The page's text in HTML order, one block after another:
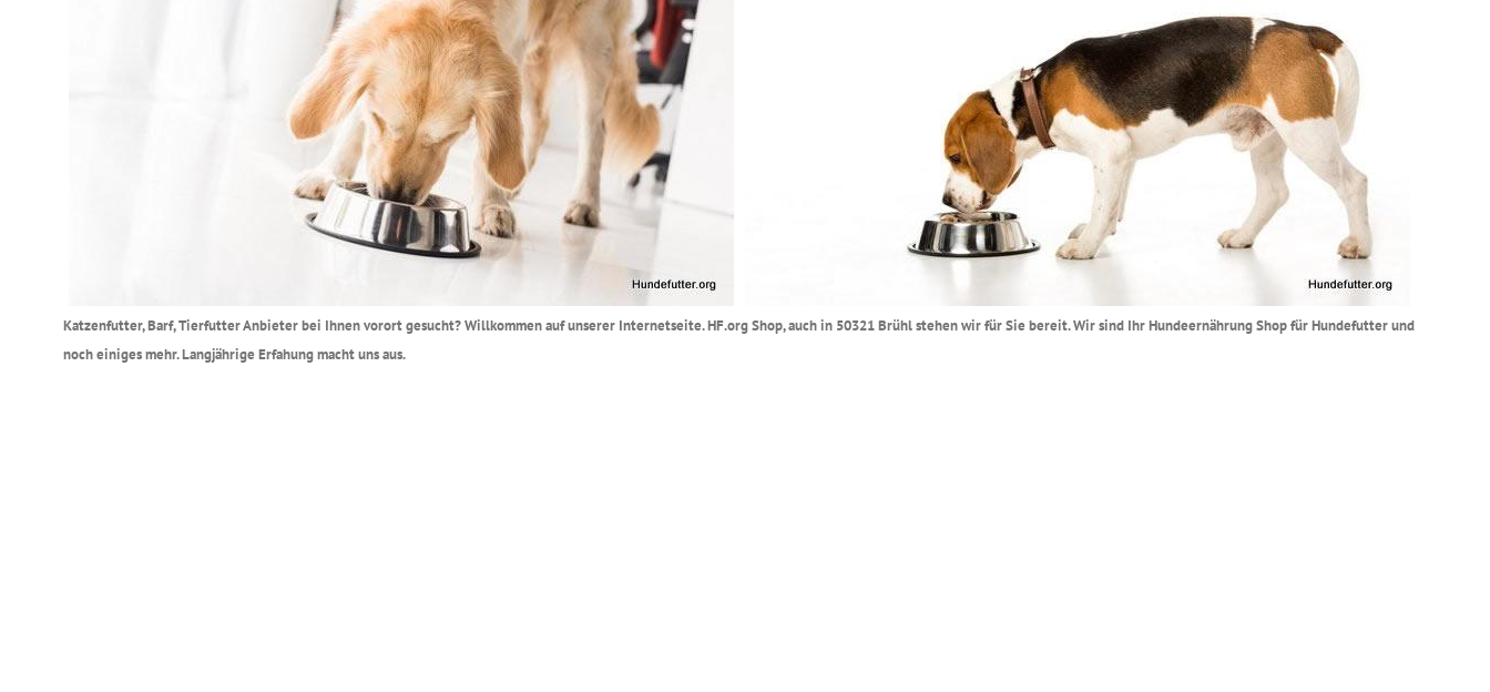
Katzenfutter, Barf, Tierfutter Anbieter bei Ihnen vorort gesucht? Willkommen auf unserer Internetseite. HF.org Shop, auch in 50321 Brühl stehen wir für Sie bereit. Wir sind Ihr Hundeernährung Shop für Hundefutter und
noch einiges mehr. Langjährige Erfahung macht uns aus.